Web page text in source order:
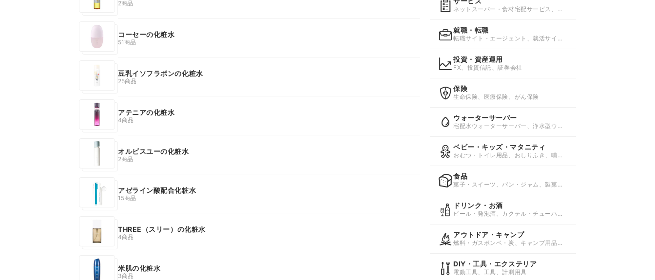
2商品
コーセーの化粧水
51商品
豆乳イソフラボンの化粧水
25商品
アテニアの化粧水
4商品
オルビスユーの化粧水
2商品
アゼライン酸配合化粧水
15商品
THREE（スリー）の化粧水
4商品
米肌の化粧水
3商品
ネットスーパー・食材宅配サービス、資
就職・転職
転職サイト・エージェント、就活サイ
投資・資産運用
FX、投資信託、証券会社
保険
生命保険、医療保険、がん保険
ウォーターサーバー
宅配水ウォーターサーバー、浄水型ウォ
ーサーバー
ベビー・キッズ・マタニティ
おむつ・トイレ用品、おしりふき、哺乳
食品
菓子・スイーツ、パン・ジャム、製菓・
ドリンク・お酒
ビール・発泡酒、カクテル・チューハイ
アウトドア・キャンプ
燃料・ガスボンベ・炭、キャンプ用品、
DIY・工具・エクステリア
電動工具、工具、計測用具